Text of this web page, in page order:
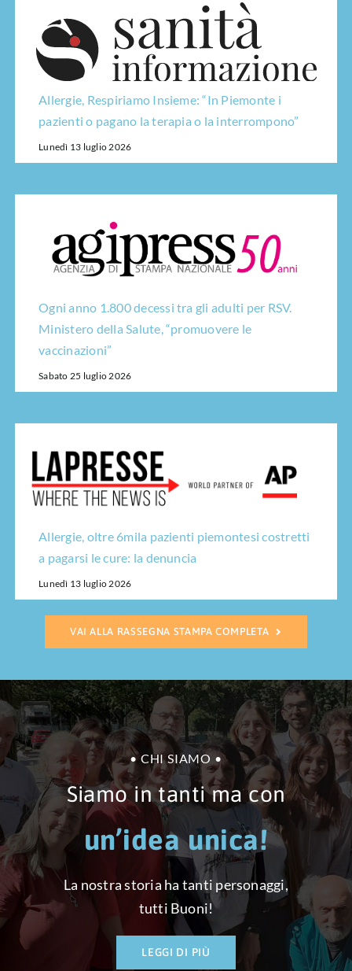
Allergie, Respiriamo Insieme: “In Piemonte i
pazienti o pagano la terapia o la interrompono”
Lunedì 13 luglio 2026
Ogni anno 1.800 decessi tra gli adulti per RSV.
Ministero della Salute, “promuovere le
vaccinazioni”
Sabato 25 luglio 2026
Allergie, oltre 6mila pazienti piemontesi costretti
a pagarsi le cure: la denuncia
Lunedì 13 luglio 2026
VAI ALLA RASSEGNA STAMPA COMPLETA
• CHI SIAMO •
Siamo in tanti ma con
La nostra storia ha tanti personaggi,
tutti Buoni!
LEGGI DI PIÙ